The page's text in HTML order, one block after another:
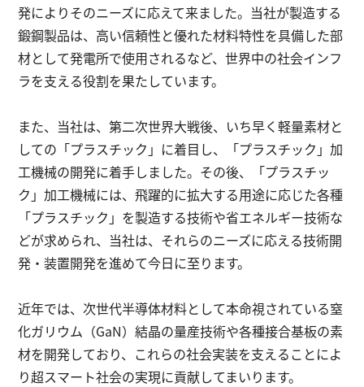
発によりそのニーズに応えて来ました。当社が製造する
鍛鋼製品は、高い信頼性と優れた材料特性を具備した部
材として発電所で使用されるなど、世界中の社会インフ
ラを支える役割を果たしています。
また、当社は、第二次世界大戦後、いち早く軽量素材と
しての「プラスチック」に着目し、「プラスチック」加
工機械の開発に着手しました。その後、「プラスチッ
ク」加工機械には、飛躍的に拡大する用途に応じた各種
「プラスチック」を製造する技術や省エネルギー技術な
どが求められ、当社は、それらのニーズに応える技術開
発・装置開発を進めて今日に至ります。
近年では、次世代半導体材料として本命視されている窒
化ガリウム（GaN）結晶の量産技術や各種接合基板の素
材を開発しており、これらの社会実装を支えることによ
り超スマート社会の実現に貢献してまいります。